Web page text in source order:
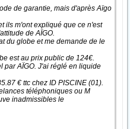
de garantie, mais d'après Aïgo
ils m'ont expliqué que ce n'est
de AÏGO.
du globe et me demande de le
est au prix public de 124€.
par AÏGO. J'ai réglé en liquide
€ ttc chez ID PISCINE (01).
téléphoniques ou M
inadmissibles le